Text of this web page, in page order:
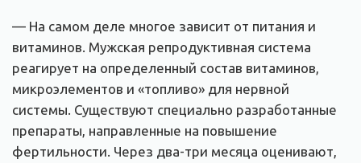
— На самом деле многое зависит от питания и
витаминов. Мужская репродуктивная система
реагирует на определенный состав витаминов,
микроэлементов и «топливо» для нервной
системы. Существуют специально разработанные
препараты, направленные на повышение
фертильности. Через два-три месяца оценивают,